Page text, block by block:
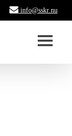
info@sskr.nu